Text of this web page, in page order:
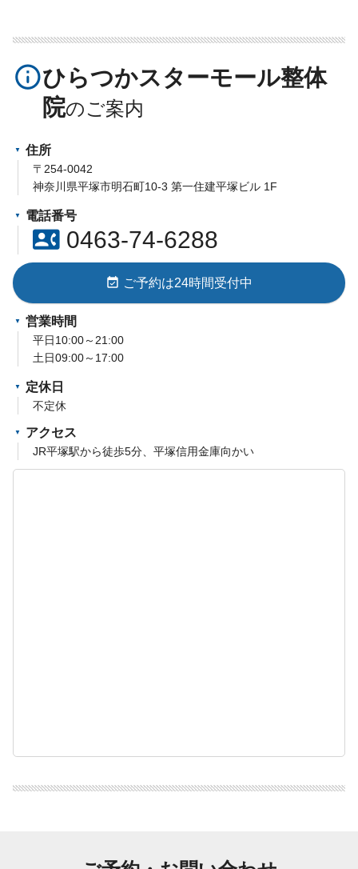
info_outlineひらつかスターモール整体
院
住所
〒254-0042
神奈川県平塚市明石町10-3 第一住建平塚ビル 1F
電話番号
contact_phone0463-74-6288
event_available ご予約は24時間受付中
営業時間
平日10:00～21:00
土日09:00～17:00
定休日
不定休
アクセス
JR平塚駅から徒歩5分、平塚信用金庫向かい